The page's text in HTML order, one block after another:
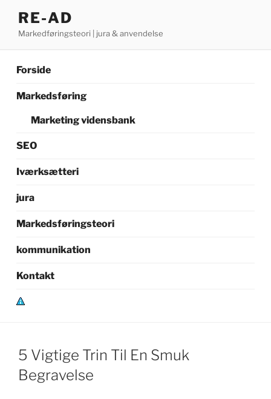
indhold
RE-AD
Markedføringsteori | jura & anvendelse
Forside
Markedsføring
Marketing vidensbank
SEO
Iværksætteri
jura
Markedsføringsteori
kommunikation
Kontakt
P
v
a
t
5 Vigtige Trin Til En Smuk
Begravelse